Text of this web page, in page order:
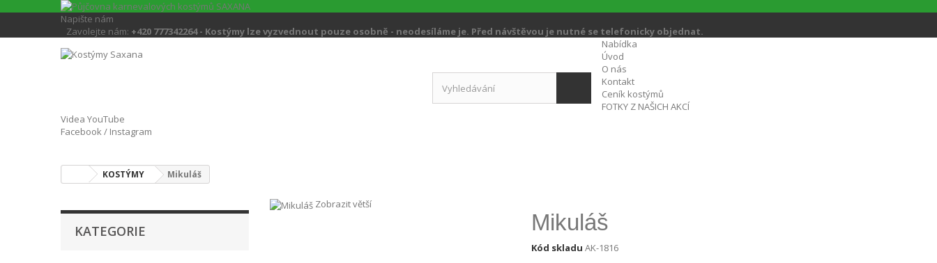
Napište nám
Zavolejte nám: +420 777342264 - Kostýmy lze vyzvednout pouze osobně - neodesíláme je. Před návštěvou je nutné se telefonicky objednat.
Nabídka
Úvod
O nás
Kontakt
Ceník kostýmů
FOTKY Z NAŠICH AKCÍ
Videa YouTube
Facebook / Instagram
KOSTÝMY Mikuláš
KATEGORIE
Zobrazit větší
Mikuláš
Kód skladu AK-1816